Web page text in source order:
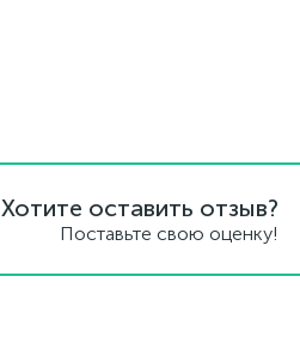
Хотите оставить отзыв?
Поставьте свою оценку!